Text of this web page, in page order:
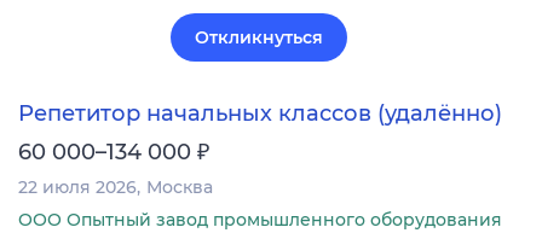
Откликнуться
Репетитор начальных классов (удалённо)
60 000–134 000 ₽
22 июля 2026 Москва
ООО Опытный завод промышленного оборудования